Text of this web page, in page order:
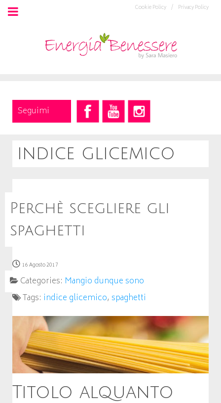
Privacy Policy
Cookie Policy /
Seguimi
indice glicemico
Perchè scegliere gli
spaghetti
16 Agosto 2017
Categories: Mangio dunque sono
Tags: indice glicemico, spaghetti
Titolo alquanto